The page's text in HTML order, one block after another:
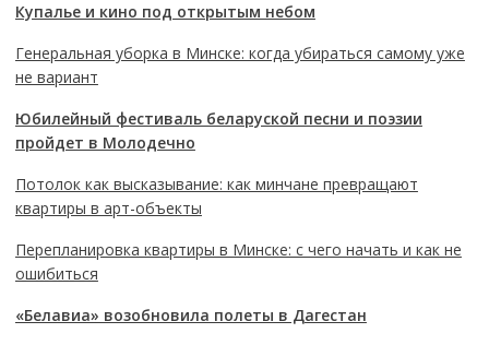
Купалье и кино под открытым небом
Генеральная уборка в Минске: когда убираться самому уже
не вариант
Юбилейный фестиваль беларуской песни и поэзии
пройдет в Молодечно
Потолок как высказывание: как минчане превращают
квартиры в арт-объекты
Перепланировка квартиры в Минске: с чего начать и как не
ошибиться
«Белавиа» возобновила полеты в Дагестан